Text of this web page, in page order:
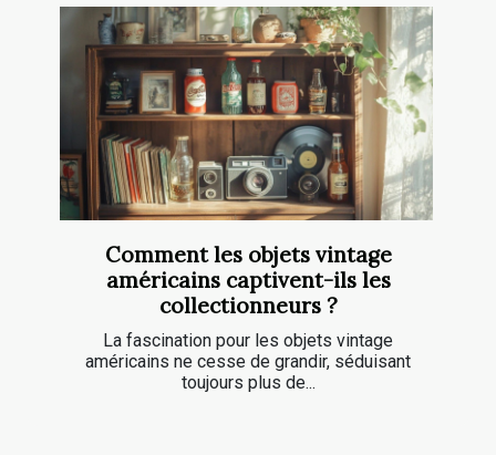
Comment les objets vintage
américains captivent-ils les
collectionneurs ?
La fascination pour les objets vintage
américains ne cesse de grandir, séduisant
toujours plus de...